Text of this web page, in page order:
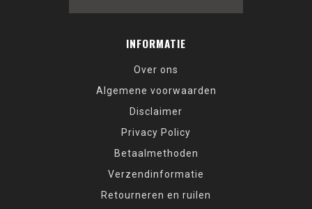
INFORMATIE
Over ons
Algemene voorwaarden
Disclaimer
Privacy Policy
Betaalmethoden
Verzendinformatie
Retourneren en ruilen